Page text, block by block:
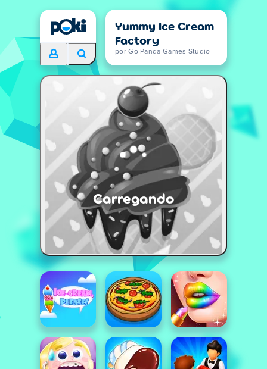
Yummy Ice Cream
Factory
por Go Panda Games Studio
Carregando